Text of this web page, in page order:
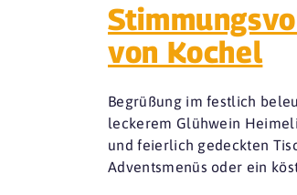
von Kochel
Begrüßung im festlich
leckerem Glühwein
und feierlich gedeckten
Adventsmenüs oder ein